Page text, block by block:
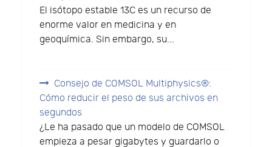
El isótopo estable 13C es un recurso de
enorme valor en medicina y en
geoquímica. Sin embargo, su...
Consejo de COMSOL Multiphysics®:
Cómo reducir el peso de sus archivos en
segundos
¿Le ha pasado que un modelo de COMSOL
empieza a pesar gigabytes y guardarlo o